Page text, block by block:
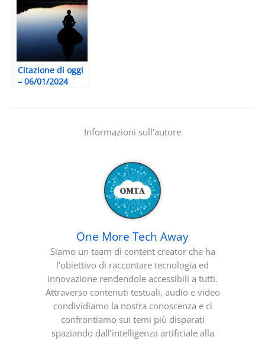
Citazione di oggi
– 06/01/2024
Informazioni sull'autore
One More Tech Away
Siamo un team di content creator che ha
l’obiettivo di raccontare tecnologia ed
innovazione rendendole accessibili a tutti.
Attraverso contenuti testuali, audio e video
condividiamo la nostra conoscenza e ci
confrontiamo sui temi più disparati
spaziando dall’intelligenza artificiale alla